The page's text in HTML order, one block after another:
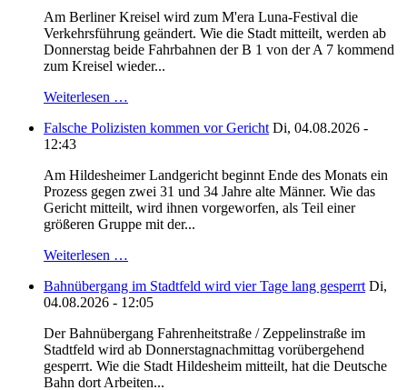
Am Berliner Kreisel wird zum M'era Luna-Festival die
Verkehrsführung geändert. Wie die Stadt mitteilt, werden ab
Donnerstag beide Fahrbahnen der B 1 von der A 7 kommend
zum Kreisel wieder...
Weiterlesen …
Falsche Polizisten kommen vor Gericht Di, 04.08.2026 -
12:43
Am Hildesheimer Landgericht beginnt Ende des Monats ein
Prozess gegen zwei 31 und 34 Jahre alte Männer. Wie das
Gericht mitteilt, wird ihnen vorgeworfen, als Teil einer
größeren Gruppe mit der...
Weiterlesen …
Bahnübergang im Stadtfeld wird vier Tage lang gesperrt Di,
04.08.2026 - 12:05
Der Bahnübergang Fahrenheitstraße / Zeppelinstraße im
Stadtfeld wird ab Donnerstagnachmittag vorübergehend
gesperrt. Wie die Stadt Hildesheim mitteilt, hat die Deutsche
Bahn dort Arbeiten...